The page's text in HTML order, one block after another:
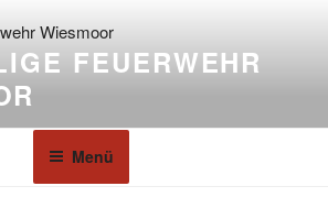
FEUERWEHR
Menü